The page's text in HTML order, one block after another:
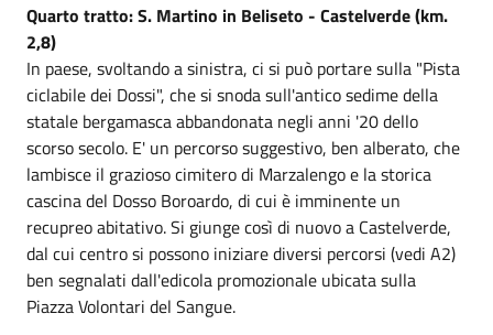
Quarto tratto: S. Martino in Beliseto - Castelverde (km.
2,8)
In paese, svoltando a sinistra, ci si può portare sulla "Pista
ciclabile dei Dossi", che si snoda sull'antico sedime della
statale bergamasca abbandonata negli anni '20 dello
scorso secolo. E' un percorso suggestivo, ben alberato, che
lambisce il grazioso cimitero di Marzalengo e la storica
cascina del Dosso Boroardo, di cui è imminente un
recupreo abitativo. Si giunge così di nuovo a Castelverde,
dal cui centro si possono iniziare diversi percorsi (vedi A2)
ben segnalati dall'edicola promozionale ubicata sulla
Piazza Volontari del Sangue.